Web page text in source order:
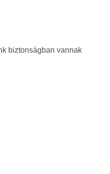
biztonságban vannak